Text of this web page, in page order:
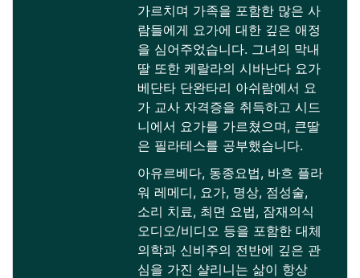
가르치며 가족을 포함한 많은 사
람들에게 요가에 대한 깊은 애정
을 심어주었습니다. 그녀의 막내
딸 또한 케랄라의 시바난다 요가
베단타 단완타리 아쉬람에서 요
가 교사 자격증을 취득하고 시드
니에서 요가를 가르쳤으며, 큰딸
은 필라테스를 공부했습니다.
아유르베다, 동종요법, 바흐 플라
워 레메디, 요가, 명상, 점성술,
소리 치료, 최면 요법, 잠재의식
오디오/비디오 등을 포함한 대체
의학과 신비주의 전반에 깊은 관
심을 가진 샬리니는 삶이 항상